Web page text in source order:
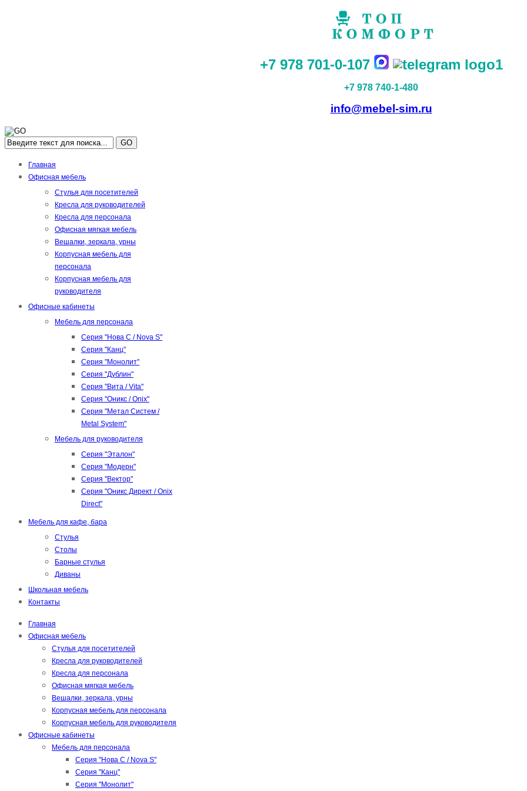
+7 978 701-0-107
+7 978 740-1-480
info@mebel-sim.ru
GO
Главная
Офисная мебель
Стулья для посетителей
Кресла для руководителей
Кресла для персонала
Офисная мягкая мебель
Вешалки, зеркала, урны
Корпусная мебель для
персонала
Корпусная мебель для
руководителя
Офисные кабинеты
Мебель для персонала
Серия "Нова С / Nova S"
Серия "Канц"
Серия "Монолит"
Серия "Дублин"
Серия "Вита / Vita"
Серия "Оникс / Onix"
Серия "Метал Систем /
Metal System"
Мебель для руководителя
Серия "Эталон"
Серия "Модерн"
Серия "Вектор"
Серия "Оникс Директ / Onix
Direct"
Мебель для кафе, бара
Стулья
Столы
Барные стулья
Диваны
Школьная мебель
Контакты
Главная
Офисная мебель
Стулья для посетителей
Кресла для руководителей
Кресла для персонала
Офисная мягкая мебель
Вешалки, зеркала, урны
Корпусная мебель для персонала
Корпусная мебель для руководителя
Офисные кабинеты
Мебель для персонала
Серия "Нова С / Nova S"
Серия "Канц"
Серия "Монолит"